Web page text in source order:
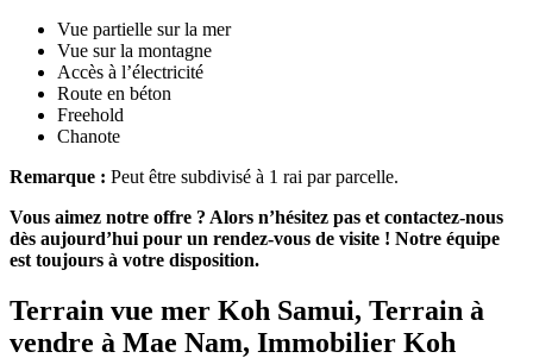
Vue partielle sur la mer
Vue sur la montagne
Accès à l’électricité
Route en béton
Freehold
Chanote
Remarque : Peut être subdivisé à 1 rai par parcelle.
Vous aimez notre offre ? Alors n’hésitez pas et contactez-nous
dès aujourd’hui pour un rendez-vous de visite ! Notre équipe
est toujours à votre disposition.
Terrain vue mer Koh Samui, Terrain à
vendre à Mae Nam, Immobilier Koh